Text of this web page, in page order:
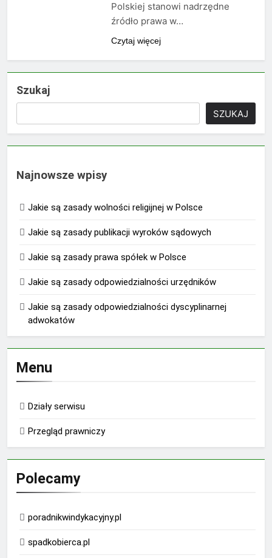
Polskiej stanowi nadrzędne
źródło prawa w…
Czytaj więcej
Szukaj
SZUKAJ
Najnowsze wpisy
Jakie są zasady wolności religijnej w Polsce
Jakie są zasady publikacji wyroków sądowych
Jakie są zasady prawa spółek w Polsce
Jakie są zasady odpowiedzialności urzędników
Jakie są zasady odpowiedzialności dyscyplinarnej
adwokatów
Menu
Działy serwisu
Przegląd prawniczy
Polecamy
poradnikwindykacyjny.pl
spadkobierca.pl